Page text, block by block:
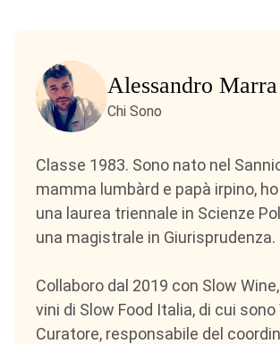
Alessandro Marra
Chi Sono
Classe 1983. Sono nato nel
mamma lumbàrd e papà irpino,
una laurea triennale in Scienze
una magistrale in Giurisprudenza.
Collaboro dal 2019 con Slow
vini di Slow Food Italia, di cui sono
Curatore, responsabile del